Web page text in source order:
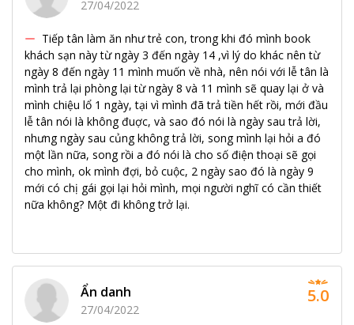
27/04/2022
Tiếp tân làm ăn như trẻ con, trong khi đó mình book
khách sạn này từ ngày 3 đến ngày 14 ,vì lý do khác nên từ
ngày 8 đến ngày 11 mình muốn về nhà, nên nói với lễ tân là
mình trả lại phòng lại từ ngày 8 và 11 mình sẽ quay lại ở và
mình chiệu lổ 1 ngày, tại vì mình đã trả tiền hết rồi, mới đầu
lễ tân nói là không đuợc, và sao đó nói là ngày sau trả lời,
nhưng ngày sau củng không trả lời, song mình lại hỏi a đó
một lần nữa, song rồi a đó nói là cho số điện thoại sẽ gọi
cho mình, ok mình đợi, bỏ cuộc, 2 ngày sao đó là ngày 9
mới có chị gái gọi lại hỏi mình, mọi người nghĩ có cần thiết
nữa không? Một đi không trở lại.
Ẩn danh
27/04/2022
5.0